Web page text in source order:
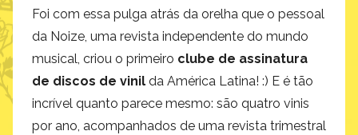
Foi com essa pulga atrás da orelha que o pessoal
da Noize, uma revista independente do mundo
musical, criou o primeiro clube de assinatura
de discos de vinil da América Latina! :) E é tão
incrível quanto parece mesmo: são quatro vinis
por ano, acompanhados de uma revista trimestral